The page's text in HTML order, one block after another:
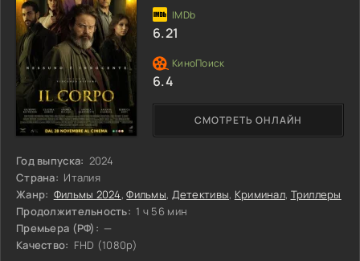
Год выпуска: 2024
Страна: Италия
Жанр: Фильмы 2024,Фильмы, Детективы, Криминал, Триллеры
Продолжительность: 1 ч 56 мин
Премьера (РФ): —
Качество: FHD (1080p)
СМОТРЕТЬ ОНЛАЙН
6.21
6.4